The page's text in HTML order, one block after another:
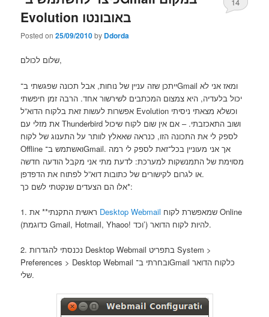
Evolution באובונטו
Posted on25/09/2010by Ddorda
14
שלום לכולם,
ייתכן שזה עניין של נוחות, אבל תכונה שפגשתי ב־Gmail ומאז אני לא
יכול בלעדיה, היא צמצום המכתבים לשירשור אחד. הרבה זמן חיפשתי
אפשרות לעשות זאת בלקוח הדוא”ל Evolution וכשלא מצאתי ניסיתי
את מזלי עם Thunderbird ושוב התאכזבתי. – אם אין שום לקוח שיכול
לספק לי את התכונה הזו, כנראה שאאלץ לוותר על התענוג של לקוח
Offline ואשתמש ב־Gmail. אך אני מעוניין בכל־זאת לספק לי רמה
מסוימת של התמנשקות למערכת: לדעת מתי אני מקבל הודעה חדשה
או לגרום לקישורים של כתובות דוא”ל לפתוח את הדפדפן.
אלו הם הצעדים שנקטתי לשם כך*:
Desktop Webmail
(כדוגמת Gmail, Hotmail, Yhaoo!‎ וכד’) להיות לקוח הדואר.
2. נכנסתי להגדרות Desktop Webmail בתפריט System >
Preferences > Desktop Webmail ובחרתי ב־Gmail כלקוח הדואר
שלי.